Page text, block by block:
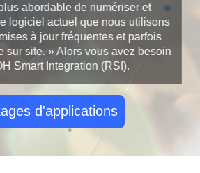
abordable de numériser et
logiciel actuel que nous utilisons
à jour fréquentes et parfois
sur site. »Alors vous avez besoin
Smart Integration (RSI).
d'applications